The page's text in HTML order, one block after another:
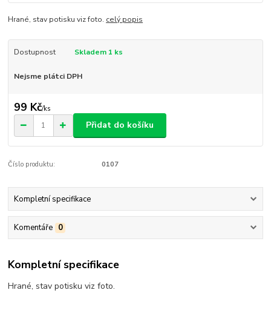
Hrané, stav potisku viz foto. celý popis
Dostupnost Skladem 1 ks
Nejsme plátci DPH
99 Kč/ks
Přidat do košíku
Číslo produktu: 0107
Kompletní specifikace
Komentáře 0
Kompletní specifikace
Hrané, stav potisku viz foto.